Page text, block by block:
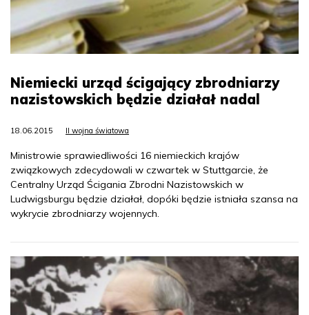
Niemiecki urząd ścigający zbrodniarzy
nazistowskich będzie działał nadal
18.06.2015 II wojna światowa
Ministrowie sprawiedliwości 16 niemieckich krajów
związkowych zdecydowali w czwartek w Stuttgarcie, że
Centralny Urząd Ścigania Zbrodni Nazistowskich w
Ludwigsburgu będzie działał, dopóki będzie istniała szansa na
wykrycie zbrodniarzy wojennych.